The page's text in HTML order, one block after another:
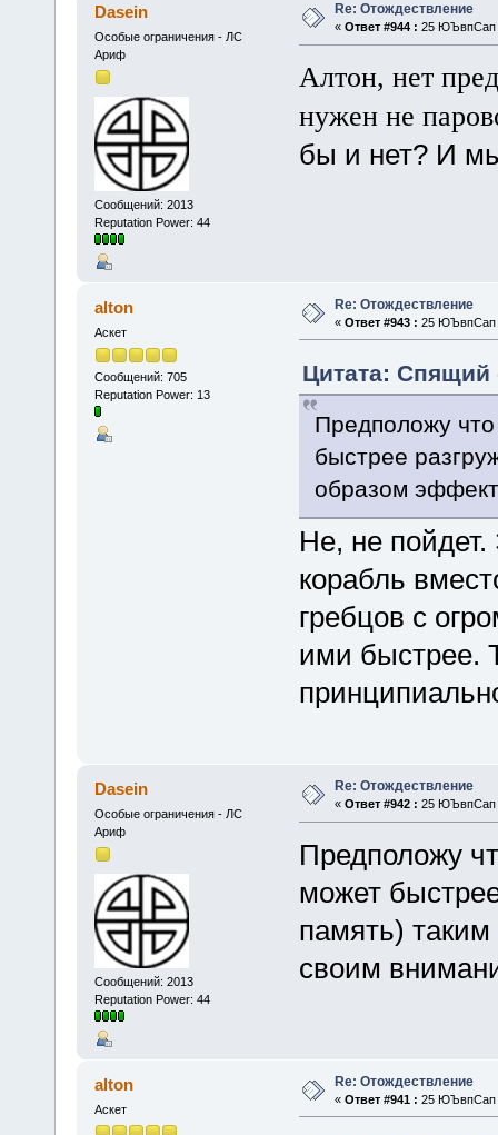
Dasein
Особые ограничения - ЛС
Ариф
Сообщений: 2013
Reputation Power: 44
Re: Отождествление
« Ответ #944 : 25 ЮЪвпСап
Алтон, нет
нужен не
бы и нет? И
alton
Аскет
Сообщений: 705
Reputation Power: 13
Re: Отождествление
« Ответ #943 : 25 ЮЪвпСап
Цитата:
Предположу что
быстрее
образом
Не, не
корабль
гребцов с
ими быстрее.
Dasein
Особые ограничения - ЛС
Ариф
Сообщений: 2013
Reputation Power: 44
Re: Отождествление
« Ответ #942 : 25 ЮЪвпСап
Предположу
может
память)
своим
alton
Аскет
Re: Отождествление
« Ответ #941 : 25 ЮЪвпСап